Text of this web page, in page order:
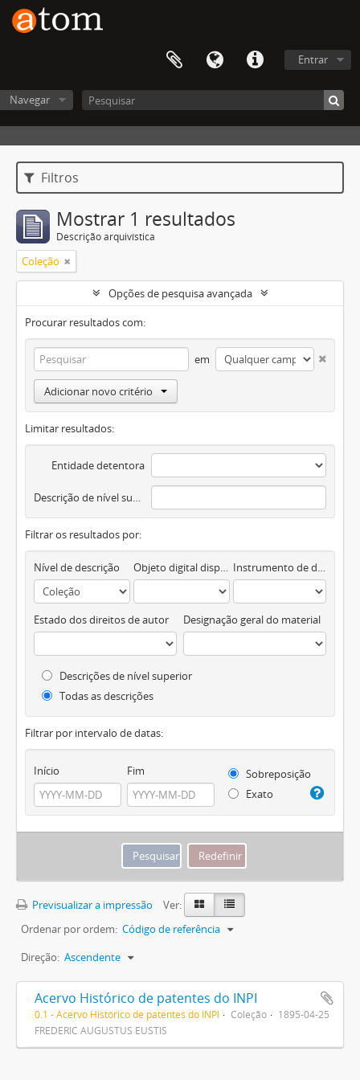
Entrar
Navegar
Filtros
Mostrar 1 resultados
Descrição arquivística
Coleção
Opções de pesquisa avançada
Procurar resultados com:
em
Adicionar novo critério
Limitar resultados:
Entidade detentora
Descrição de nível superior
Filtrar os resultados por:
Nível de descrição Objeto digital disponível Instrumento de descrição documental
Estado dos direitos de autor Designação geral do material
Descrições de nível superior
Todas as descrições
Filtrar por intervalo de datas:
Início Fim
Sobreposição
Exato
Previsualizar a impressão
Ver:
Ordenar por ordem: Código de referência
Direção: Ascendente
Acervo Histórico de patentes do INPI
0.1 - Acervo Histórico de patentes do INPI Coleção
1895-04-25
FREDERIC AUGUSTUS EUSTIS